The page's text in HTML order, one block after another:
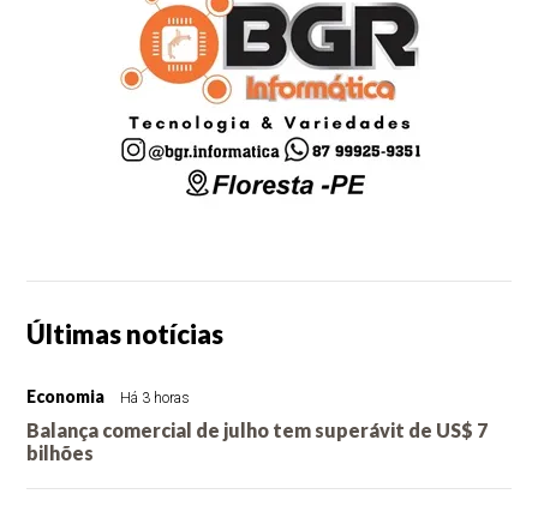
Últimas notícias
Economia Há 3 horas
Balança comercial de julho tem superávit de US$ 7
bilhões